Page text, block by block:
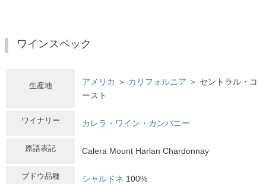
ワインスペック
生産地 アメリカ ＞ カリフォルニア ＞ セントラル・コ
ースト
ワイナリー カレラ・ワイン・カンパニー
原語表記 Calera Mount Harlan Chardonnay
ブドウ品種 シャルドネ 100%